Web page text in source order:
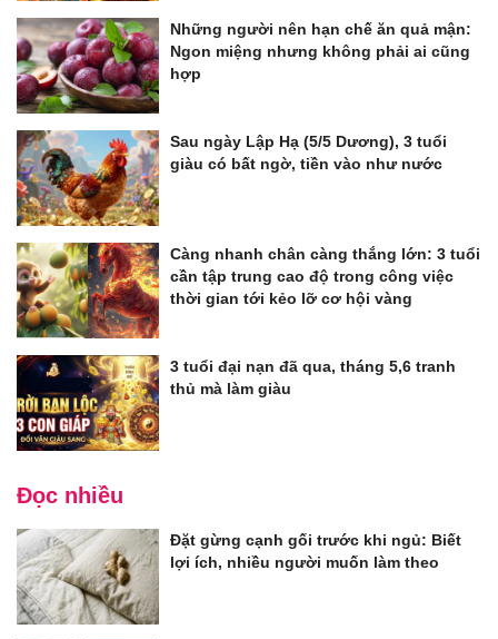
Những người nên hạn chế ăn quả mận:
Ngon miệng nhưng không phải ai cũng
hợp
Sau ngày Lập Hạ (5/5 Dương), 3 tuổi
giàu có bất ngờ, tiền vào như nước
Càng nhanh chân càng thắng lớn: 3 tuổi
cần tập trung cao độ trong công việc
thời gian tới kẻo lỡ cơ hội vàng
3 tuổi đại nạn đã qua, tháng 5,6 tranh
thủ mà làm giàu
Đọc nhiều
Đặt gừng cạnh gối trước khi ngủ: Biết
lợi ích, nhiều người muốn làm theo